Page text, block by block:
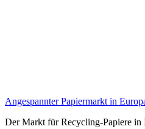
Angespannter Papiermarkt in
Der Markt für Recycling-Papiere in